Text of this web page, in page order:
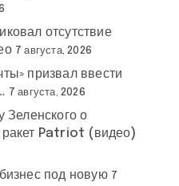
отсутствие
7 августа, 2026
призвал ввести
7 августа, 2026
Зеленского о
ракет Patriot (видео)
под новую 7